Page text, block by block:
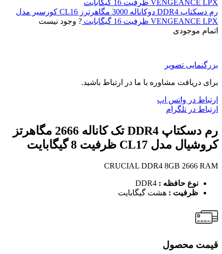
رم دسکتاپ DDR4 دوکاناله 3000 مگاهرترز CL16 کورسیر مدل
VENGEANCE LPX ظرفیت 16 گیگابایت
? وجود نیست
اتمام موجودی
بزرگنمایی تصویر
برای دریافت مشاوره با ما در ارتباط باشید.
ارتباط در واتس اپ
ارتباط در تلگرام
رم دسکتاپ DDR4 تک کاناله 2666 مگاهرتز
کروشیال مدل CL17 ظرفیت 8 گیگابایت
CRUCIAL DDR4 8GB 2666 RAM
نوع حافظه :
ظرفیت : هشت گیگابایت
قیمت محصول